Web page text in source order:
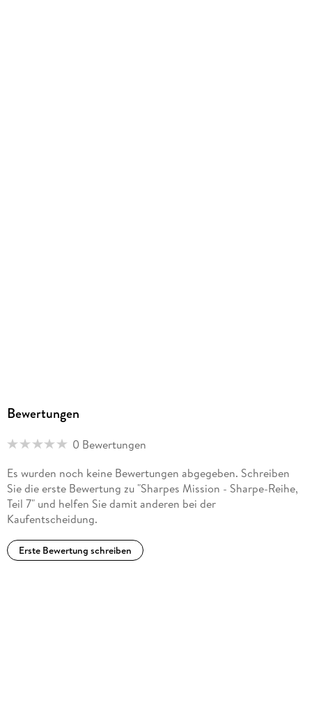
Audioinhalt
GTIN
9783754003848
Bewertungen
0 Bewertungen
Es wurden noch keine Bewertungen abgegeben. Schreiben
Sie die erste Bewertung zu "Sharpes Mission - Sharpe-Reihe,
Teil 7" und helfen Sie damit anderen bei der
Kaufentscheidung.
Erste Bewertung schreiben